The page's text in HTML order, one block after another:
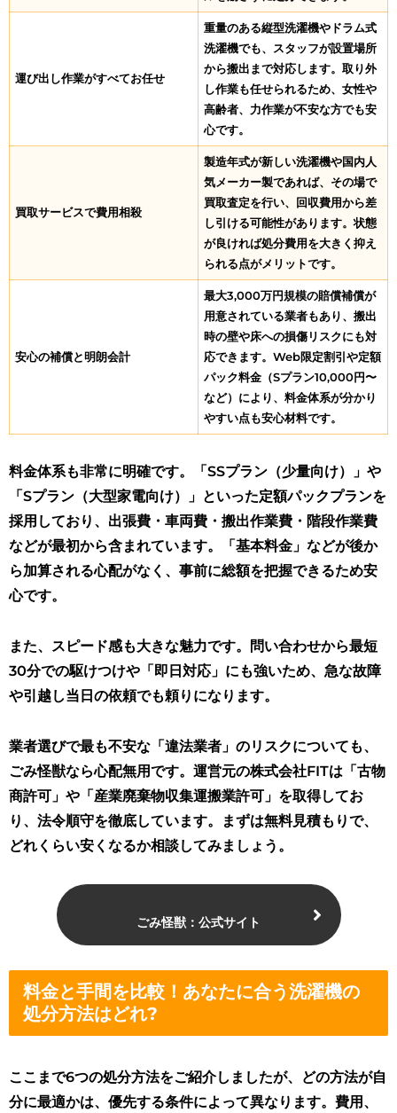
運び出し作業がすべてお任せ
重量のある縦型洗濯機やドラム式
洗濯機でも、スタッフが設置場所
から搬出まで対応します。取り外
し作業も任せられるため、女性や
高齢者、力作業が不安な方でも安
心です。
買取サービスで費用相殺
製造年式が新しい洗濯機や国内人
気メーカー製であれば、その場で
買取査定を行い、回収費用から差
し引ける可能性があります。状態
が良ければ処分費用を大きく抑え
られる点がメリットです。
安心の補償と明朗会計
最大3,000万円規模の賠償補償が
用意されている業者もあり、搬出
時の壁や床への損傷リスクにも対
応できます。Web限定割引や定額
パック料金（Sプラン10,000円〜
など）により、料金体系が分かり
やすい点も安心材料です。
料金体系も非常に明確です。「SSプラン（少量向け）」や
「Sプラン（大型家電向け）」といった定額パックプランを
採用しており、出張費・車両費・搬出作業費・階段作業費
などが最初から含まれています。「基本料金」などが後か
ら加算される心配がなく、事前に総額を把握できるため安
心です。
また、スピード感も大きな魅力です。問い合わせから最短
30分での駆けつけや「即日対応」にも強いため、急な故障
や引越し当日の依頼でも頼りになります。
業者選びで最も不安な「違法業者」のリスクについても、
ごみ怪獣なら心配無用です。運営元の株式会社FITは「古物
商許可」や「産業廃棄物収集運搬業許可」を取得してお
り、法令順守を徹底しています。まずは無料見積もりで、
どれくらい安くなるか相談してみましょう。
ごみ怪獣：公式サイト
料金と手間を比較！あなたに合う洗濯機の
処分方法はどれ?
ここまで6つの処分方法をご紹介しましたが、どの方法が自
分に最適かは、優先する条件によって異なります。費用、